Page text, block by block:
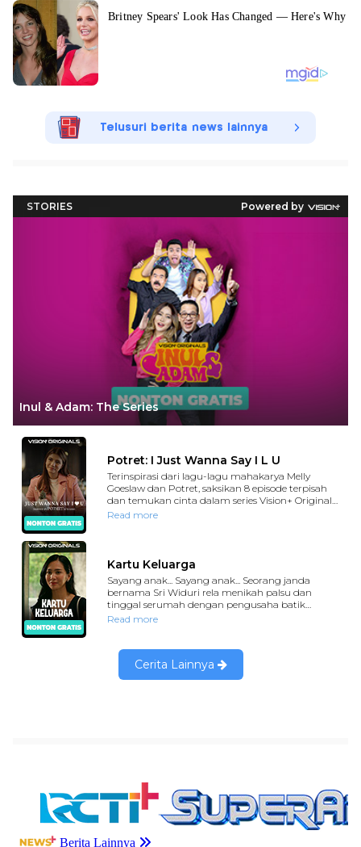
Telusuri berita news lainnya